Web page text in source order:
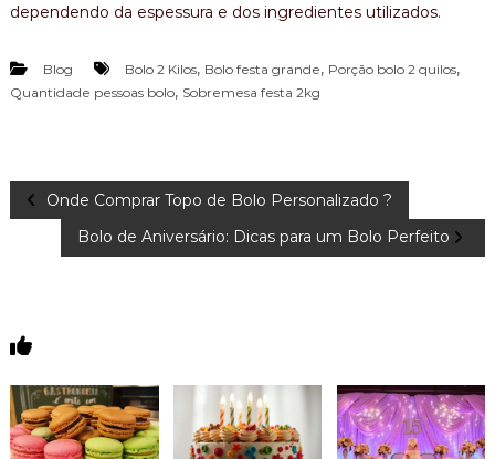
dependendo da espessura e dos ingredientes utilizados.
Blog Bolo 2 Kilos, Bolo festa grande, Porção bolo 2 quilos,
Quantidade pessoas bolo, Sobremesa festa 2kg
N
e
g
Onde Comprar Topo de Bolo Personalizado ?
Bolo de Aniversário: Dicas para um Bolo Perfeito